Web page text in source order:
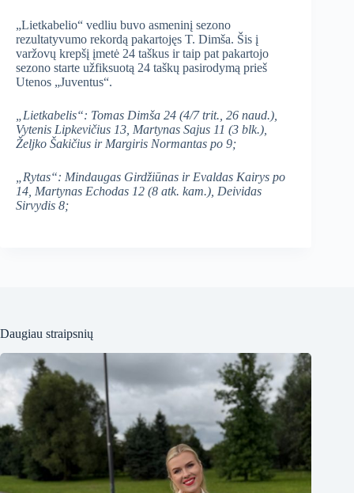
„Lietkabelio“ vedliu buvo asmeninį sezono
rezultatyvumo rekordą pakartojęs T. Dimša. Šis į
varžovų krepšį įmetė 24 taškus ir taip pat pakartojo
sezono starte užfiksuotą 24 taškų pasirodymą prieš
Utenos „Juventus“.
„Lietkabelis“: Tomas Dimša 24 (4/7 trit., 26 naud.),
Vytenis Lipkevičius 13, Martynas Sajus 11 (3 blk.),
Željko Šakičius ir Margiris Normantas po 9;
„Rytas“: Mindaugas Girdžiūnas ir Evaldas Kairys po
14, Martynas Echodas 12 (8 atk. kam.), Deividas
Sirvydis 8;
Daugiau straipsnių